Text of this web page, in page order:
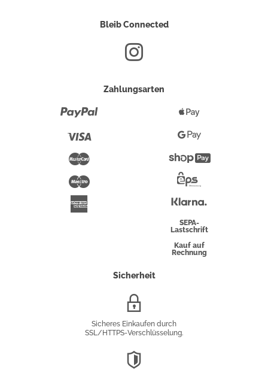
Bleib Connected
Zahlungsarten
Maestro
Pay
Google
Pay
Überweisung
SEPA-
Lastschrift
Kauf auf
Rechnung
Sicherheit
Sicheres Einkaufen durch
SSL/HTTPS-Verschlüsselung.